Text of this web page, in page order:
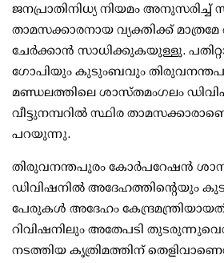
ജനപ്രാതിനിധ്യ നിയമം അനുസരിച്ച്
താമസക്കാരനായ വ്യക്തിക്ക്
ചേര്‍ക്കാന്‍ സാധിക്കുകയുള്ളു.
ഗോപിയും കുടുംബവും
മണ്ഡലത്തിലെ ശാസ്തമംഗലം
വീട്ടുനമ്പറില്‍ സ്ഥിര
പറയുന്നു.
തിരുവനന്തപുരം കോര്‍പറേഷന്‍
ഡിവിഷനില്‍ അദേഹത്തിന്റെയും
പേരുകള്‍ അദേഹം
റിവിഷനിലും അതേപടി
നടത്തിയ കൃത്രിമത്തിന്